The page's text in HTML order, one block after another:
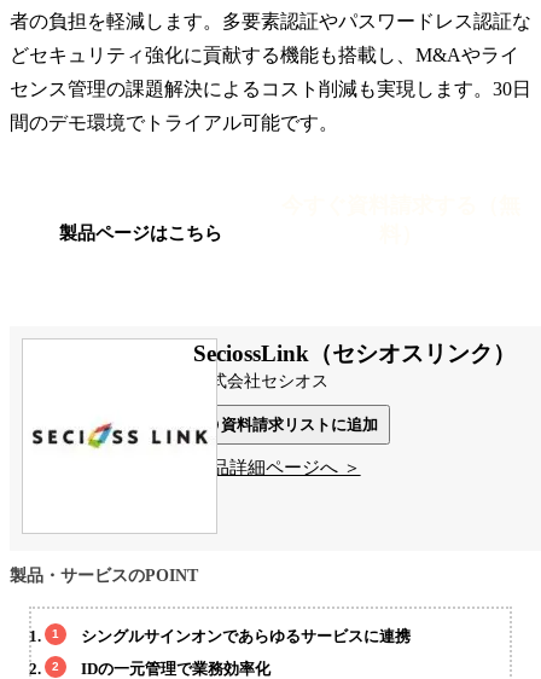
者の負担を軽減します。多要素認証やパスワードレス認証な
どセキュリティ強化に貢献する機能も搭載し、M&Aやライ
センス管理の課題解決によるコスト削減も実現します。30日
間のデモ環境でトライアル可能です。
製品ページはこちら
SeciossLink（セシオスリンク）
株式会社セシオス
資料請求リストに追加
製品詳細ページへ ＞
製品・サービスのPOINT
シングルサインオンであらゆるサービスに連携
IDの一元管理で業務効率化